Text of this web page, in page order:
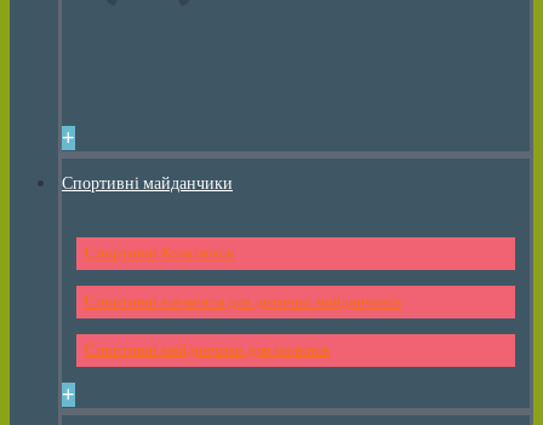
+
Спортивні майданчики
Спортивні Комплекси
Спортивні елементи для дитячих майданчиків
Спортивні майданчики для малюків
+